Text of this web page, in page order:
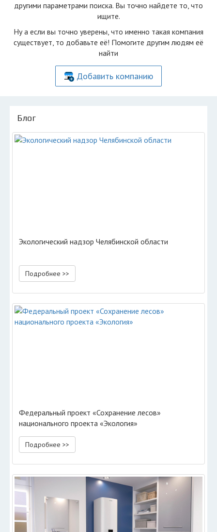
другими параметрами поиска. Вы точно найдете то, что
ищите.
Ну а если вы точно уверены, что именно такая компания
существует, то добавьте её! Помогите другим людям её
найти
Добавить компанию
Блог
Экологический надзор Челябинской области
Подробнее >>
Федеральный проект «Сохранение лесов»
национального проекта «Экология»
Подробнее >>